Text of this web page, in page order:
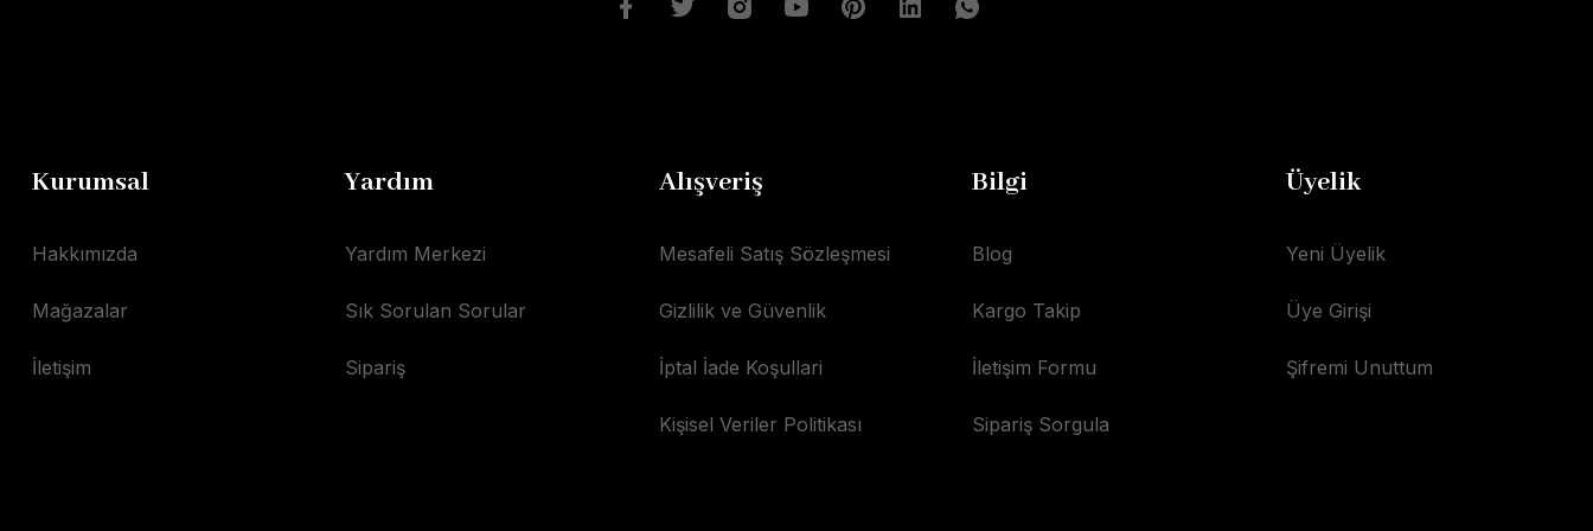
Kurumsal
Hakkımızda
Mağazalar
İletişim
Yardım
Yardım Merkezi
Sık Sorulan Sorular
Sipariş
Alışveriş
Mesafeli Satış Sözleşmesi
Gizlilik ve Güvenlik
İptal İade Koşullari
Kişisel Veriler Politikası
Bilgi
Blog
Kargo Takip
İletişim Formu
Sipariş Sorgula
Üyelik
Yeni Üyelik
Üye Girişi
Şifremi Unuttum